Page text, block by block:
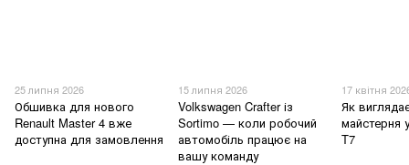
25 липня 2026
Обшивка для нового
Renault Master 4 вже
доступна для замовлення
15 липня 2026
Volkswagen Crafter із
Sortimo — коли робочий
автомобіль працює на
вашу команду
17 квітня
Як
майстерня
T7